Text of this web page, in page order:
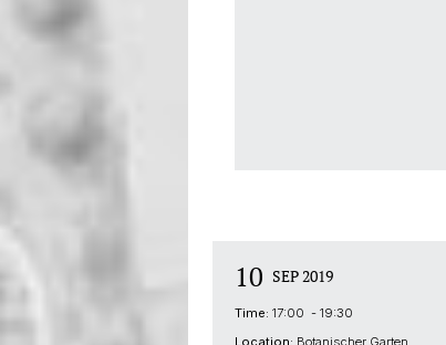
10 SEP 2019
Time: 17:00 - 19:30
Location: Botanischer Garten